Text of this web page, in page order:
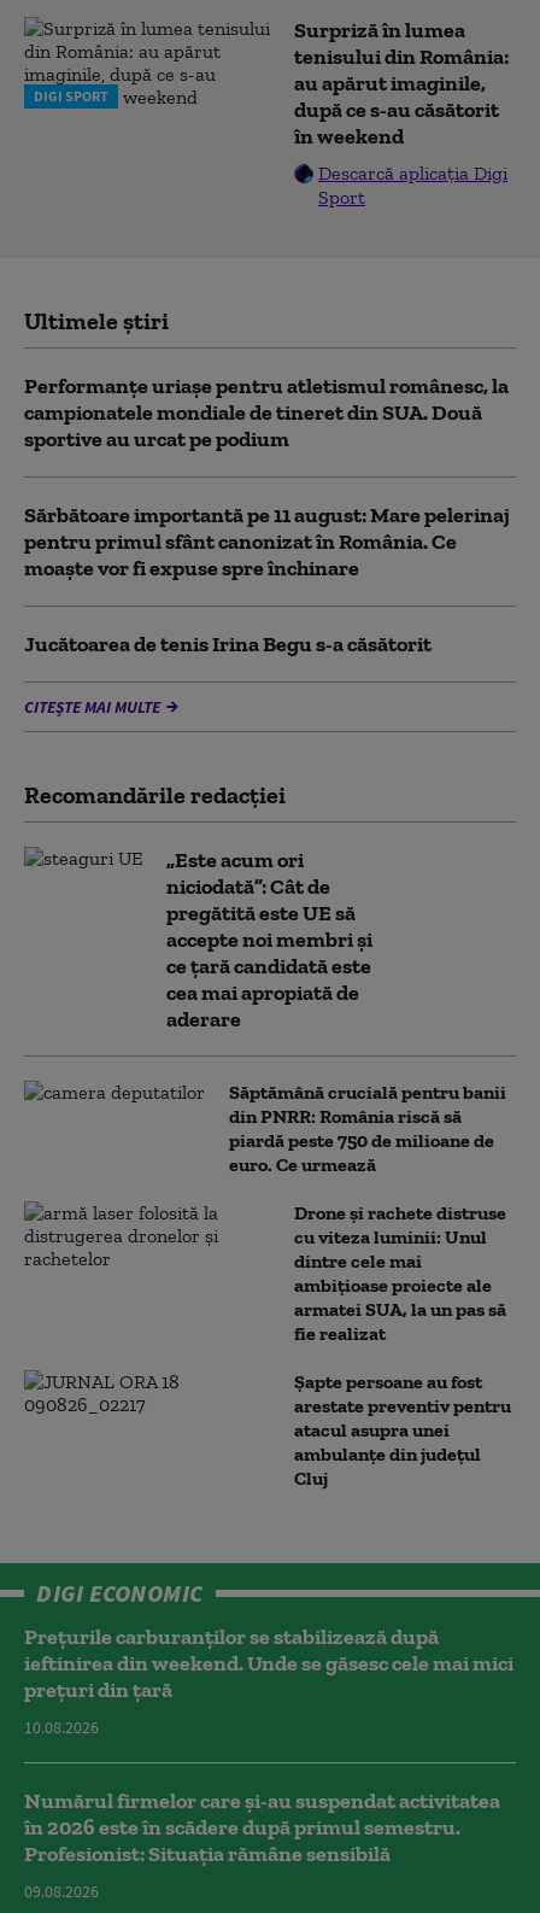
DIGI SPORT
Surpriză în lumea
tenisului din România:
au apărut imaginile,
după ce s-au căsătorit
în weekend
Descarcă aplicația Digi
Sport
Ultimele știri
Performanțe uriașe pentru atletismul românesc, la
campionatele mondiale de tineret din SUA. Două
sportive au urcat pe podium
Sărbătoare importantă pe 11 august: Mare pelerinaj
pentru primul sfânt canonizat în România. Ce
moaște vor fi expuse spre închinare
Jucătoarea de tenis Irina Begu s-a căsătorit
CITEȘTE MAI MULTE
Recomandările redacţiei
„Este acum ori
niciodată”: Cât de
pregătită este UE să
accepte noi membri și
ce țară candidată este
cea mai apropiată de
aderare
Săptămână crucială pentru banii
din PNRR: România riscă să
piardă peste 750 de milioane de
euro. Ce urmează
Drone și rachete distruse
cu viteza luminii: Unul
dintre cele mai
ambițioase proiecte ale
armatei SUA, la un pas să
fie realizat
Șapte persoane au fost
arestate preventiv pentru
atacul asupra unei
ambulanțe din județul
Cluj
DIGI ECONOMIC
Prețurile carburanților se stabilizează după
ieftinirea din weekend. Unde se găsesc cele mai mici
prețuri din țară
10.08.2026
Numărul firmelor care și-au suspendat activitatea
în 2026 este în scădere după primul semestru.
Profesionist: Situația rămâne sensibilă
09.08.2026